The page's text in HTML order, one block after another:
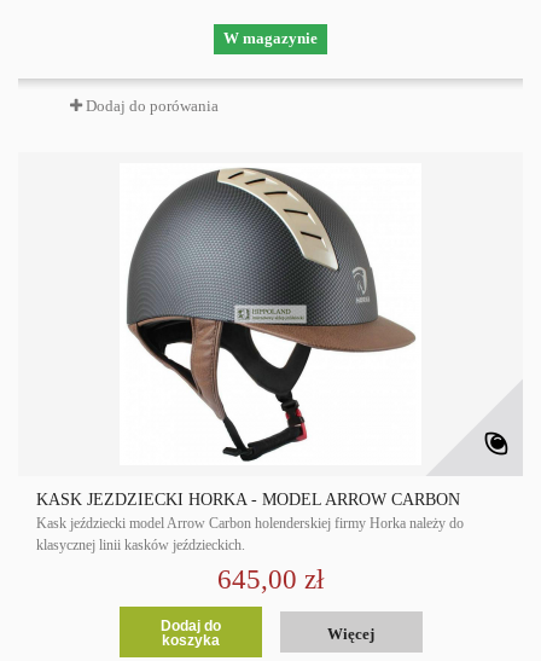
W magazynie
Dodaj do porówania
KASK JEŹDZIECKI HORKA - MODEL ARROW CARBON
Kask jeździecki model Arrow Carbon holenderskiej firmy Horka należy do
klasycznej linii kasków jeździeckich.
645,00 zł
Dodaj do
koszyka
Więcej